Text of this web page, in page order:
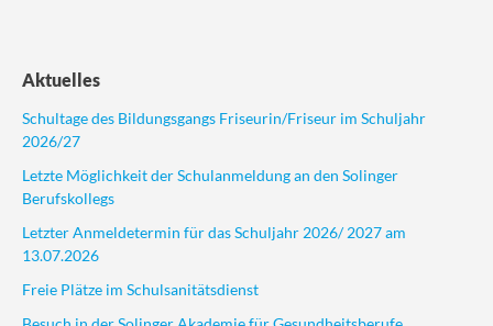
Aktuelles
Schultage des Bildungsgangs Friseurin/Friseur im Schuljahr
2026/27
Letzte Möglichkeit der Schulanmeldung an den Solinger
Berufskollegs
Letzter Anmeldetermin für das Schuljahr 2026/ 2027 am
13.07.2026
Freie Plätze im Schulsanitätsdienst